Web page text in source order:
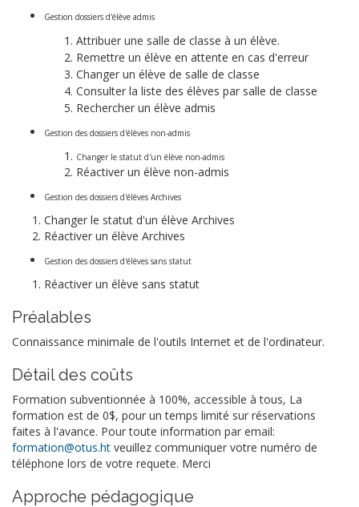
Gestion dossiers d'élève admis
Attribuer une salle de classe à un élève.
Remettre un élève en attente en cas d'erreur
Changer un élève de salle de classe
Consulter la liste des élèves par salle de classe
Rechercher un élève admis
Gestion des dossiers d'élèves non-admis
Changer le statut d'un élève non-admis
Réactiver un élève non-admis
Gestion des dossiers d'élèves Archives
Changer le statut d'un élève Archives
Réactiver un élève Archives
Gestion des dossiers d'élèves sans statut
Réactiver un élève sans statut
Préalables
Connaissance minimale de l'outils Internet et de l'ordinateur.
Détail des coûts
Formation subventionnée à 100%, accessible à tous, La
formation est de 0$, pour un temps limité sur réservations
faites à l'avance. Pour toute information par email:
formation@otus.ht veuillez communiquer votre numéro de
téléphone lors de votre requete. Merci
Approche pédagogique